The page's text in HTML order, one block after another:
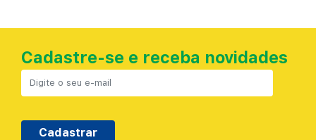
Cadastre-se e receba novidades
Cadastrar